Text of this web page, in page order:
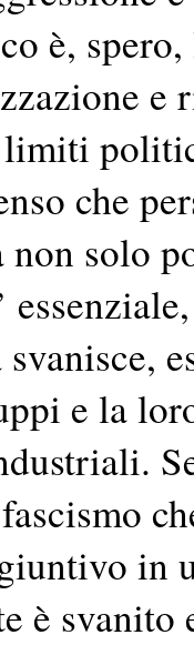
è,
limiti
che
solo
e la
in
è